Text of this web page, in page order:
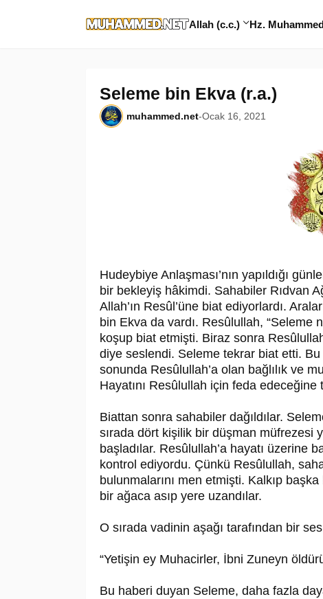
Allah (c.c.) Hz.
Seleme bin Ekva (r.a.)
muhammed.net-Ocak 16, 2021
Hudeybiye Anlaşması’nın yapıldığı
bir bekleyiş hâkimdi. Sahabiler Rıdvan
Allah’ın Resûl’üne biat ediyorlardı.
bin Ekva da vardı. Re­sû­lul­lah, “Seleme
koşup biat etmişti. Biraz sonra
diye seslendi. Seleme tekrar biat etti.
sonunda Re­sû­lul­lah’a olan bağlılık ve
Hayatını Re­sû­lul­lah için feda
Biattan sonra sahabiler dağıldılar.
sırada dört kişilik bir düşman müfrezesi
başladılar. Re­sû­lul­lah’a hayatı üzerine
kontrol ediyordu. Çünkü Re­sû­lul­lah,
bulunmalarını men etmişti. Kalkıp
bir ağaca asıp yere uzandılar.
O sırada vadinin aşağı tarafından bir
“Yetişin ey Muhacirler, İbni Zuneyn
Bu haberi duyan Seleme, daha fazla